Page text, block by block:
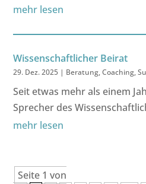
mehr lesen
Wissenschaftlicher Beirat
29. Dez. 2025 | Beratung,Coaching,
Seit etwas mehr als einem
Sprecher des
mehr lesen
Seite 1 von